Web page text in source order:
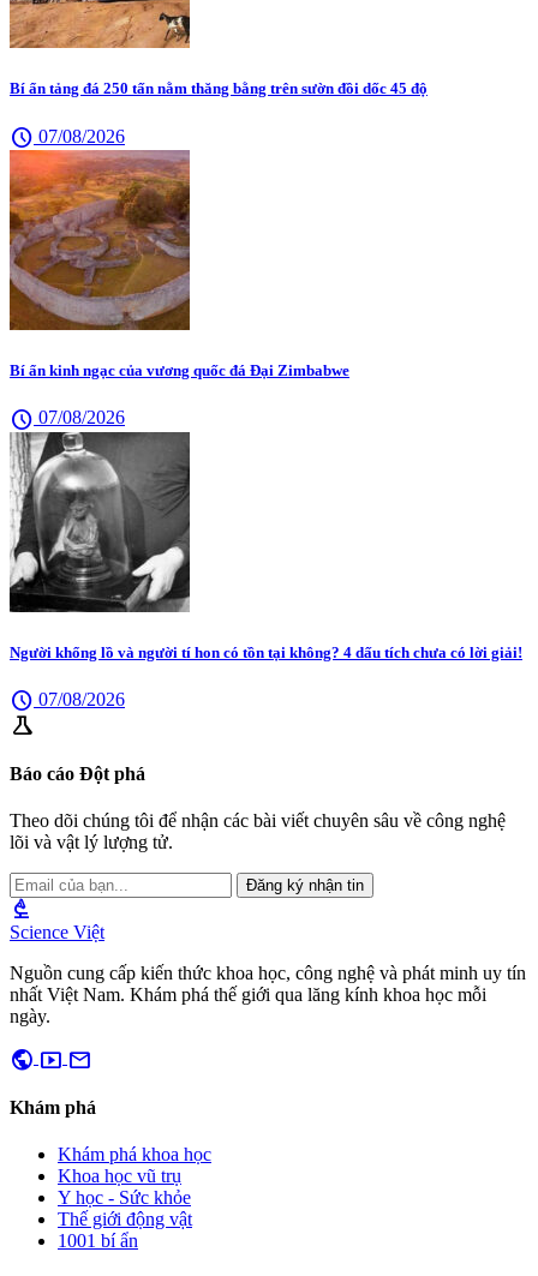
Bí ẩn tảng đá 250 tấn nằm thăng bằng trên sườn đồi dốc 45 độ
schedule 07/08/2026
Bí ẩn kinh ngạc của vương quốc đá Đại Zimbabwe
schedule 07/08/2026
Người khổng lồ và người tí hon có tồn tại không? 4 dấu tích chưa có lời giải!
schedule 07/08/2026
science
Báo cáo Đột phá
Theo dõi chúng tôi để nhận các bài viết chuyên sâu về công nghệ
lõi và vật lý lượng tử.
Đăng ký nhận tin
biotech
Science Việt
Nguồn cung cấp kiến thức khoa học, công nghệ và phát minh uy tín
nhất Việt Nam. Khám phá thế giới qua lăng kính khoa học mỗi
ngày.
public smart_display mail
Khám phá
Khám phá khoa học
Khoa học vũ trụ
Y học - Sức khỏe
Thế giới động vật
1001 bí ẩn